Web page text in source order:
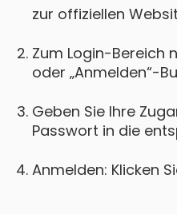
zur offiziellen
Zum Login-Bereich
oder „Anmelden“-
Geben Sie Ihre
Passwort in die
Anmelden: Klicken